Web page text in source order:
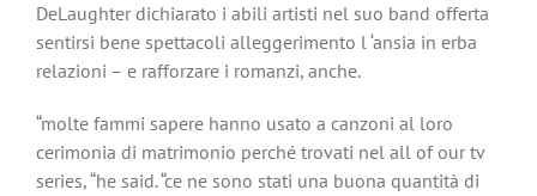
DeLaughter dichiarato i abili artisti nel suo band offerta
sentirsi bene spettacoli alleggerimento l ‘ansia in erba
relazioni – e rafforzare i romanzi, anche.
“molte fammi sapere hanno usato a canzoni al loro
cerimonia di matrimonio perché trovati nel all of our tv
series, “he said. “ce ne sono stati una buona quantità di